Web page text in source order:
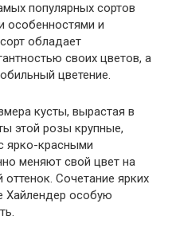
популярных сортов
особенностями и
обладает
своих цветов, а
цветение.
кусты, вырастая в
этой розы крупные,
ярко-красными
меняют свой цвет на
Сочетание ярких
Хайлендер особую